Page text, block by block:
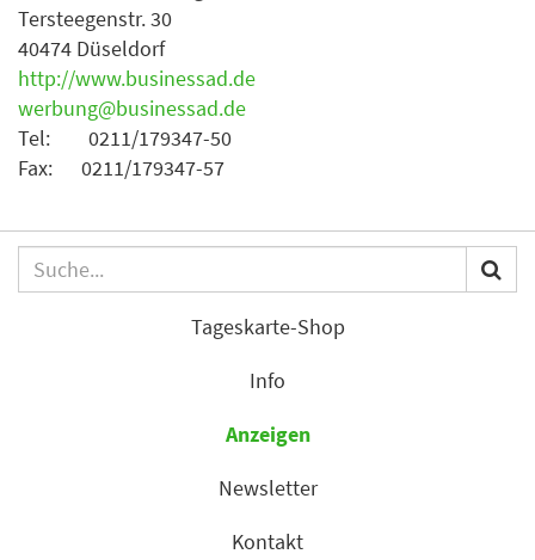
Tersteegenstr. 30
40474 Düseldorf
http://www.businessad.de
werbung@businessad.de
Tel: 0211/179347-50
Fax: 0211/179347-57
Tageskarte-Shop
Info
Anzeigen
Newsletter
Kontakt